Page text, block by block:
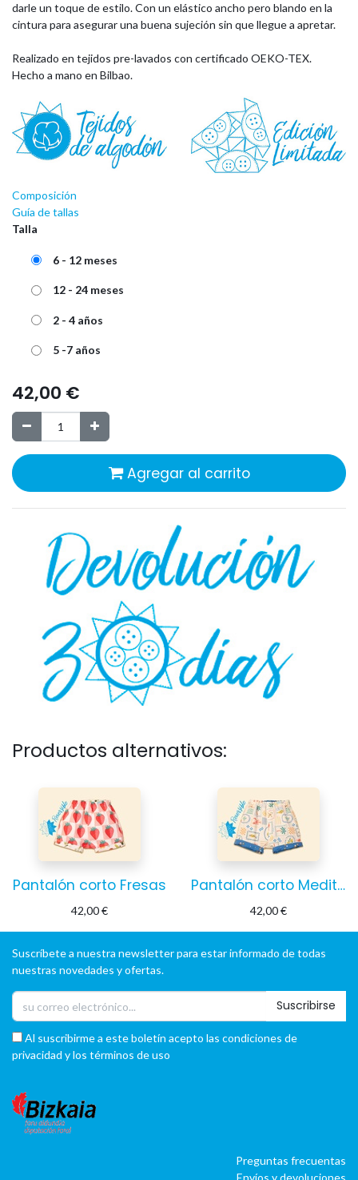
darle un toque de estilo. Con un elástico ancho pero blando en la
cintura para asegurar una buena sujeción sin que llegue a apretar.
Realizado en tejidos pre-lavados con certificado OEKO-TEX.
Hecho a mano en Bilbao.
Composición
Guía de tallas
Talla
6 - 12 meses
12 - 24 meses
2 - 4 años
5 -7 años
42,00 €
Agregar al carrito
Productos alternativos:
Pantalón corto Fresas
42,00€
Pantalón corto Mediterráneo
42,00€
Suscríbete a nuestra newsletter para estar informado de todas
nuestras novedades y ofertas.
Suscribirse
Al suscribirme a este boletín acepto las condiciones de
privacidad y los términos de uso
Preguntas frecuentas